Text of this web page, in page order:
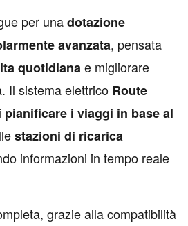
per unadotazione
avanzata, pensata
quotidianae migliorare
Il sistema elettrico Route
pianificare i viaggi in base al
stazioni di ricarica
informazioni in tempo reale
grazie alla compatibilità